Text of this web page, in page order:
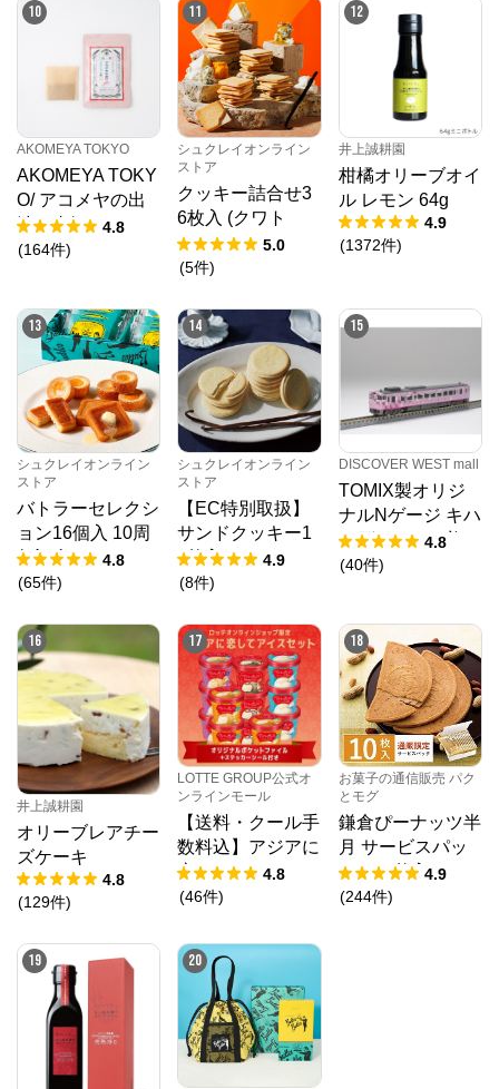
10
AKOMEYA TOKYO
AKOMEYA TOKY
O/ アコメヤの出
汁 真鯛 35g
（7g×5袋）
4.8
(164件)
11
シュクレイオンライン
ストア
クッキー詰合せ3
6枚入 (クワト
ロ・バニラ)5.0
(5件)
12
井上誠耕園
柑橘オリーブオイ
ル レモン 64g
4.9
(1372件)
13
シュクレイオンライン
ストア
バトラーセレクシ
ョン16個入 10周
年記念パッケージ
4.8
(65件)
14
シュクレイオンライン
ストア
【EC特別取扱】
サンドクッキー1
8枚入
4.9
(8件)
15
DISCOVER WEST mall
TOMIX製オリジ
ナルNゲージ キハ
40形（SAKU美S
AKU楽）1両単品
4.8
(40件)
16
井上誠耕園
オリーブレアチー
ズケーキ
4.8
(129件)
17
LOTTE GROUP公式オ
ンラインモール
【送料・クール手
数料込】アジアに
恋してアイスセッ
ト（クリアファイ
ーシール付き）
4.8
(46件)
18
お菓子の通信販売 パク
とモグ
鎌倉ぴーナッツ半
月 サービスパッ
ク 10枚入4.9
(244件)
19 20